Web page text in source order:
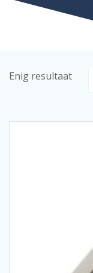
Enig resultaat